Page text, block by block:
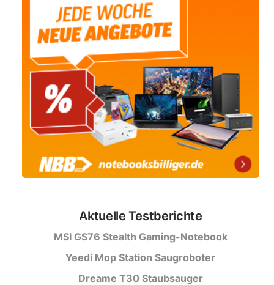
Aktuelle Testberichte
MSI GS76 Stealth Gaming-Notebook
Yeedi Mop Station Saugroboter
Dreame T30 Staubsauger